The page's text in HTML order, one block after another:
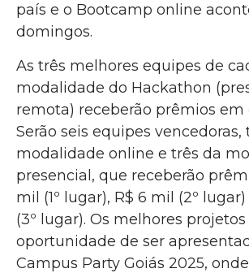
país e o Bootcamp online
domingos.
As três melhores equipes de
modalidade do Hackathon
remota) receberão prêmios em
Serão seis equipes vencedoras,
modalidade online e três da
presencial, que receberão
mil (1º lugar), R$ 6 mil (2º lugar)
(3º lugar). Os melhores
oportunidade de ser
Campus Party Goiás 2025,